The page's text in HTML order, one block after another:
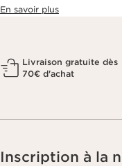
En savoir plus
Livraison gratuite dès
70€ d'achat
Inscription à la